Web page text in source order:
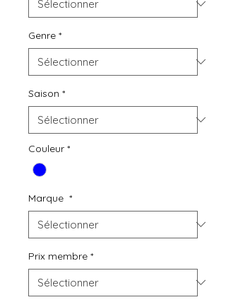
Genre *
Saison *
Couleur *
Marque *
Prix membre *